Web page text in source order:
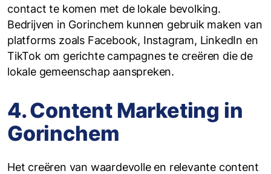
contact te komen met de lokale bevolking.
Bedrijven in Gorinchem kunnen gebruik maken van
platforms zoals Facebook, Instagram, LinkedIn en
TikTok om gerichte campagnes te creëren die de
lokale gemeenschap aanspreken.
4. Content Marketing in
Gorinchem
Het creëren van waardevolle en relevante content